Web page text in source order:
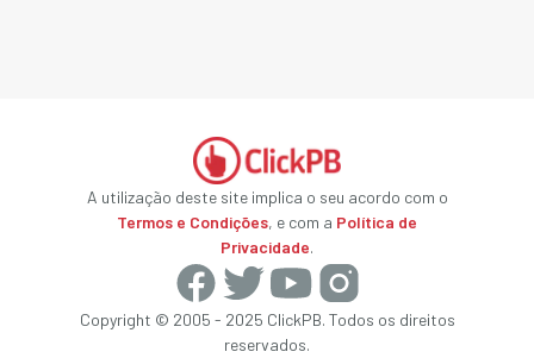
A utilização deste site implica o seu acordo com o
Termos e Condições, e com a Política de
Privacidade.
Copyright © 2005 - 2025 ClickPB. Todos os direitos
reservados.